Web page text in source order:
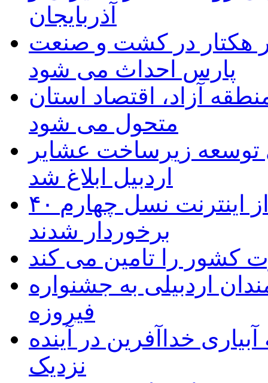
آذربایجان
هکتار در کشت و صنعت
پارس احداث می شود
آزاد، اقتصاد استان
متحول می شود
برای توسعه زیرساخت عشایر
اردبیل ابلاغ شد
۴۰ روستای شهرستان گِرمی از اینترنت نسل چهارم
برخوردار شدند
به۵۰ اثر هنرمندان اردبیلی به جشنواره
فیروزه
خداآفرین در آینده
نزدیک